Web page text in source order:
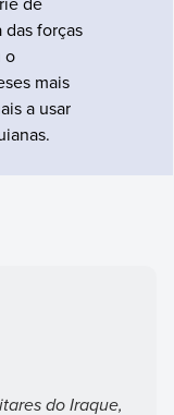
forças
o
mais
a usar
do Iraque,